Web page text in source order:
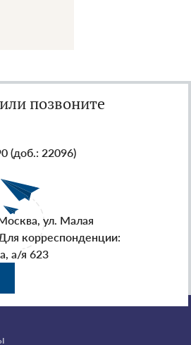
позвоните
(доб.: 22096)
ул. Малая
корреспонденции:
а/я 623